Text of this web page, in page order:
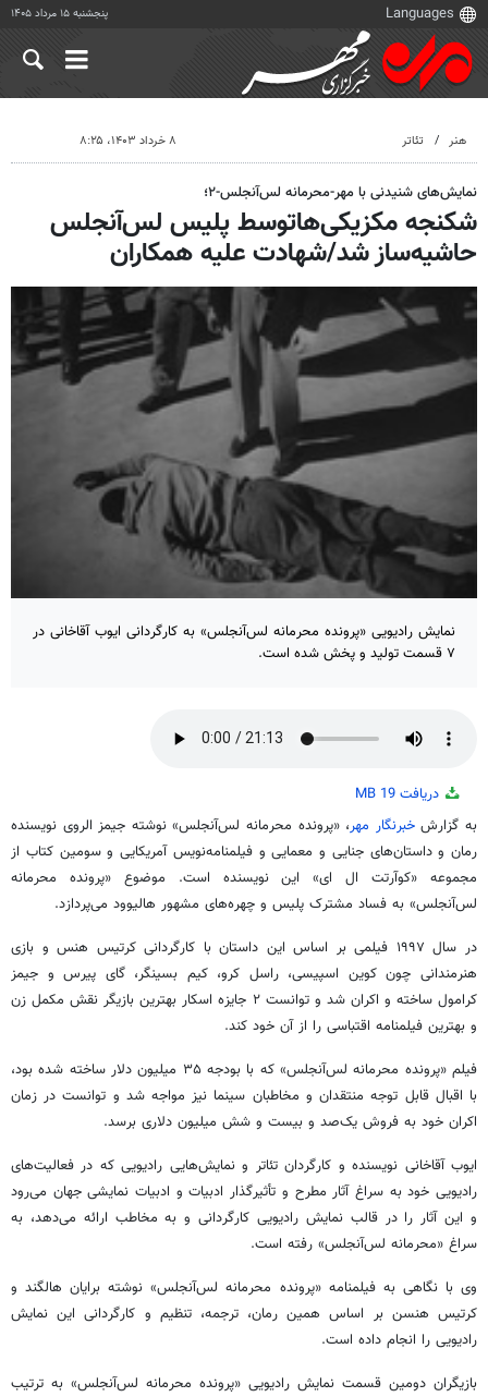
پنجشنبه ۱۵ مرداد ۱۴۰۵
هنر تئاتر ۸ خرداد ۱۴۰۳، ۸:۲۵
نمایش‌های شنیدنی با مهر-محرمانه لس‌آنجلس-۲؛
شکنجه مکزیکی‌هاتوسط پلیس لس‌آنجلس
حاشیه‌ساز شد/شهادت علیه همکاران
نمایش رادیویی «پرونده محرمانه لس‌آنجلس» به کارگردانی ایوب آقاخانی در
۷ قسمت تولید و پخش شده است.
دریافت 19 MB
به گزارشخبرنگار مهر، «پرونده محرمانه لس‌آنجلس» نوشته جیمز الروی نویسنده
رمان و داستان‌های جنایی و معمایی و فیلمنامه‌نویس آمریکایی و سومین کتاب از
مجموعه «کوآرتت ال ای» این نویسنده است. موضوع «پرونده محرمانه
لس‌آنجلس» به فساد مشترک پلیس و چهره‌های مشهور هالیوود می‌پردازد.
در سال ۱۹۹۷ فیلمی بر اساس این داستان با کارگردانی کرتیس هنس و بازی
هنرمندانی چون کوین اسپیسی، راسل کرو، کیم بسینگر، گای پیرس و جیمز
کرامول ساخته و اکران شد و توانست ۲ جایزه اسکار بهترین بازیگر نقش مکمل زن
و بهترین فیلمنامه اقتباسی را از آن خود کند.
فیلم «پرونده محرمانه لس‌آنجلس» که با بودجه ۳۵ میلیون دلار ساخته شده بود،
با اقبال قابل توجه منتقدان و مخاطبان سینما نیز مواجه شد و توانست در زمان
اکران خود به فروش یک‌صد و بیست و شش میلیون دلاری برسد.
ایوب آقاخانی نویسنده و کارگردان تئاتر و نمایش‌هایی رادیویی که در فعالیت‌های
رادیویی خود به سراغ آثار مطرح و تأثیرگذار ادبیات و ادبیات نمایشی جهان می‌رود
و این آثار را در قالب نمایش رادیویی کارگردانی و به مخاطب ارائه می‌دهد، به
سراغ «محرمانه لس‌آنجلس» رفته است.
وی با نگاهی به فیلمنامه «پرونده محرمانه لس‌آنجلس» نوشته برایان هالگند و
کرتیس هنسن بر اساس همین رمان، ترجمه، تنظیم و کارگردانی این نمایش
رادیویی را انجام داده است.
بازیگران دومین قسمت نمایش رادیویی «پرونده محرمانه لس‌آنجلس» به ترتیب